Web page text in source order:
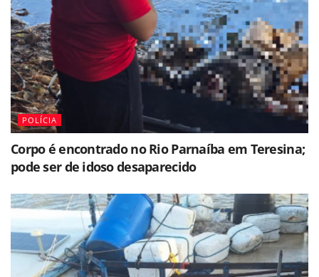
POLÍCIA
Corpo é encontrado no Rio Parnaíba em Teresina;
pode ser de idoso desaparecido